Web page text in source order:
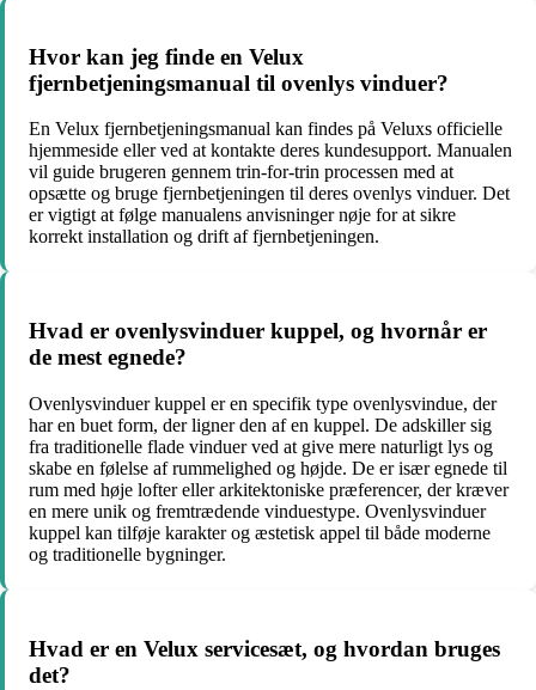
Hvor kan jeg finde en Velux
fjernbetjeningsmanual til ovenlys vinduer?
En Velux fjernbetjeningsmanual kan findes på Veluxs officielle
hjemmeside eller ved at kontakte deres kundesupport. Manualen
vil guide brugeren gennem trin-for-trin processen med at
opsætte og bruge fjernbetjeningen til deres ovenlys vinduer. Det
er vigtigt at følge manualens anvisninger nøje for at sikre
korrekt installation og drift af fjernbetjeningen.
Hvad er ovenlysvinduer kuppel, og hvornår er
de mest egnede?
Ovenlysvinduer kuppel er en specifik type ovenlysvindue, der
har en buet form, der ligner den af en kuppel. De adskiller sig
fra traditionelle flade vinduer ved at give mere naturligt lys og
skabe en følelse af rummelighed og højde. De er især egnede til
rum med høje lofter eller arkitektoniske præferencer, der kræver
en mere unik og fremtrædende vinduestype. Ovenlysvinduer
kuppel kan tilføje karakter og æstetisk appel til både moderne
og traditionelle bygninger.
Hvad er en Velux servicesæt, og hvordan bruges
det?